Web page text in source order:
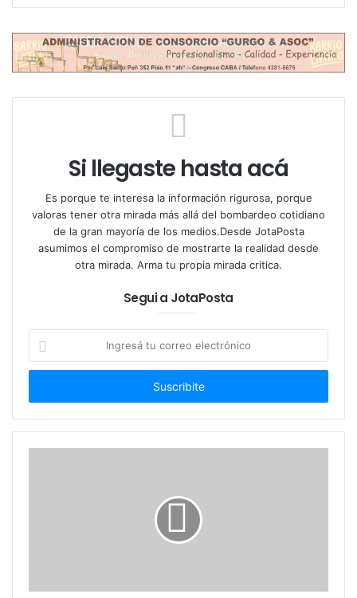
Si llegaste hasta acá
Es porque te interesa la información rigurosa, porque
valoras tener otra mirada más allá del bombardeo cotidiano
de la gran mayoría de los medios.Desde JotaPosta
asumimos el compromiso de mostrarte la realidad desde
otra mirada. Arma tu propia mirada critica.
Segui a JotaPosta
correo